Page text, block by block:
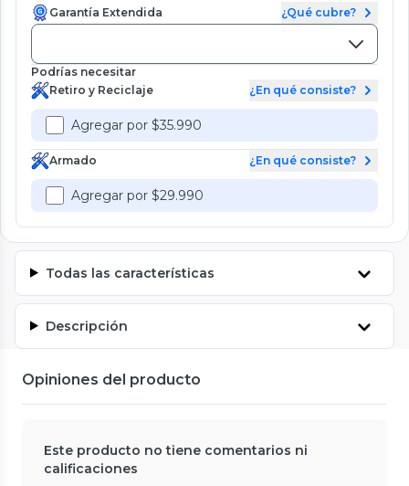
Garantía Extendida ¿Qué cubre?
Podrías necesitar
Retiro y Reciclaje
¿En qué consiste?
Agregar por $35.990
Armado ¿En qué consiste?
Agregar por $29.990
Todas las características
Descripción
Opiniones del producto
Este producto no tiene comentarios ni
calificaciones